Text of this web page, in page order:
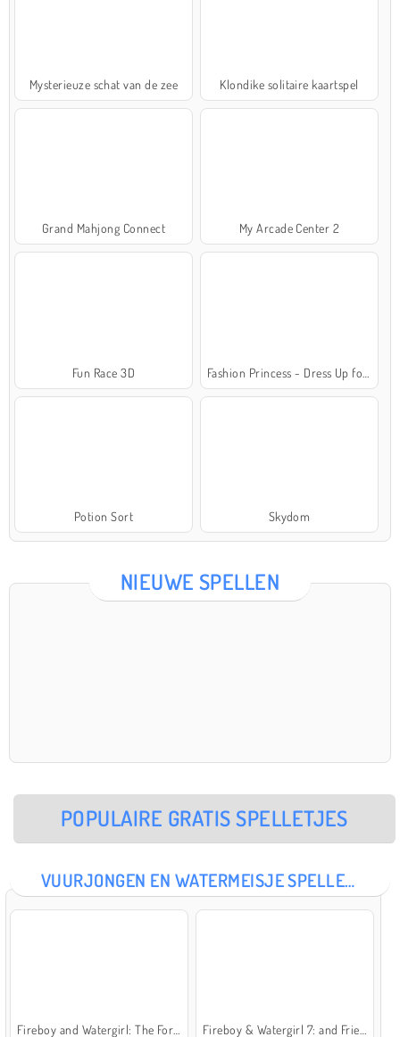
Mysterieuze schat van de zee Klondike solitaire kaartspel
Grand Mahjong Connect My Arcade Center 2
Fun Race 3D
Potion Sort Skydom
NIEUWE SPELLEN
POPULAIRE GRATIS SPELLETJES
VUURJONGEN EN WATERMEISJE SPELLETJES